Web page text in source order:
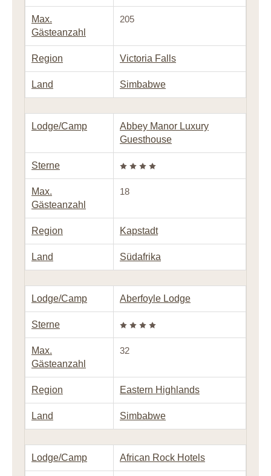
Max.
Gästeanzahl
205
Region Victoria Falls
Land Simbabwe
Lodge/Camp
Abbey Manor Luxury
Guesthouse
Sterne
Max.
Gästeanzahl
18
Region Kapstadt
Land Südafrika
Lodge/Camp Aberfoyle Lodge
Sterne
Max.
Gästeanzahl
32
Region Eastern Highlands
Land Simbabwe
Lodge/Camp African Rock Hotels